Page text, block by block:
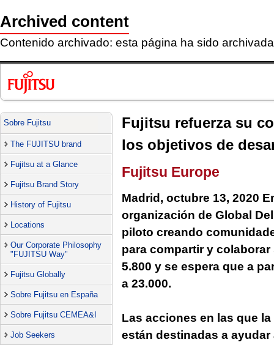
Archived content
Contenido archivado: esta página ha sido
Sobre Fujitsu
The FUJITSU brand
Fujitsu at a Glance
Fujitsu Brand Story
History of Fujitsu
Locations
Our Corporate Philosophy
"FUJITSU Way"
Fujitsu Globally
Sobre Fujitsu en España
Sobre Fujitsu CEMEA&I
Job Seekers
Fujitsu refuerza su
los objetivos de
Fujitsu Europe
Madrid, octubre 13, 2020
organización de Global
piloto creando
para compartir y
5.800 y se espera que a
a 23.000.
Las acciones en las que
están destinadas a